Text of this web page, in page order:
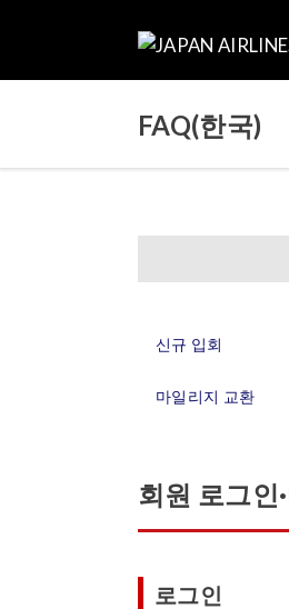
FAQ(한국)
신규 입회
마일리지 교환
회원 로그인
로그인